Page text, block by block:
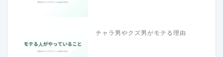
チャラ男やクズ男がモテる理由